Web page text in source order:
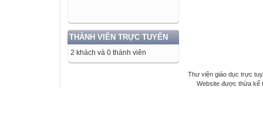
THÀNH VIÊN TRỰC TUYẾN
2 khách và 0 thành viên
Thư viện giáo dục trực
Website được thừa kế